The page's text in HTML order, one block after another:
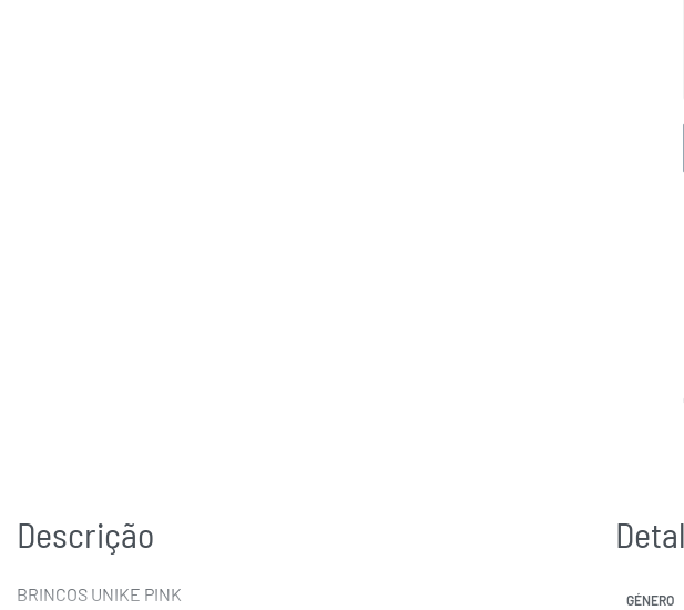
Descrição
BRINCOS UNIKE PINK GÉNERO